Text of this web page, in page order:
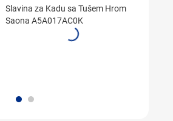
Slavina za Kadu sa Tušem Hrom
Saona A5A017AC0K